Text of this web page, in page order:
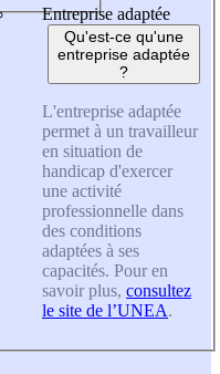
Entreprise adaptée
Qu'est-ce qu'une
entreprise adaptée
?
L'entreprise adaptée
permet à un travailleur
en situation de
handicap d'exercer
une activité
professionnelle dans
des conditions
adaptées à ses
capacités. Pour en
savoir plus, consultez
le site de l’UNEA.